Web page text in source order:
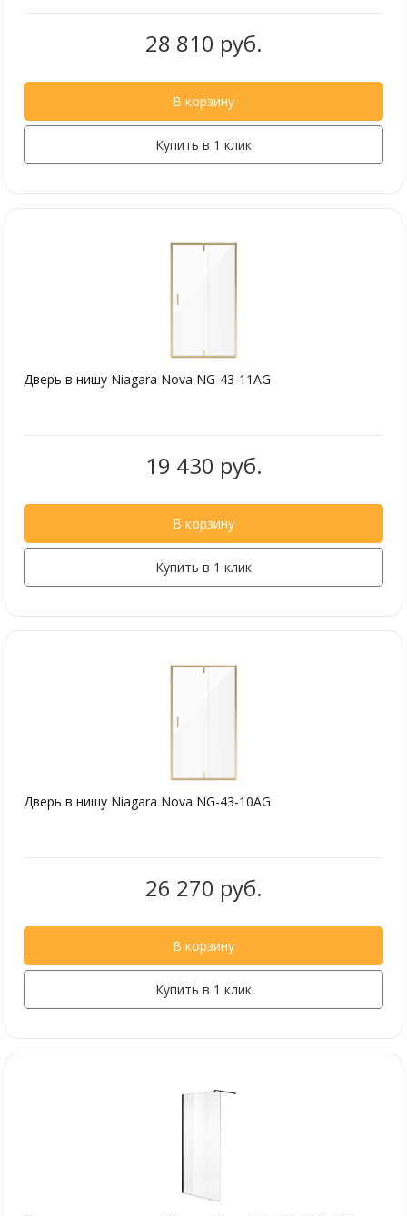
28 810 руб.
В корзину
Купить в 1 клик
Дверь в нишу Niagara Nova NG-43-11AG
19 430 руб.
В корзину
Купить в 1 клик
Дверь в нишу Niagara Nova NG-43-10AG
26 270 руб.
В корзину
Купить в 1 клик